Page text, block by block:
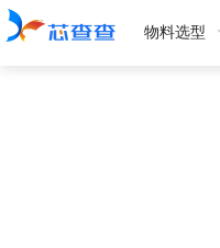
物料选型